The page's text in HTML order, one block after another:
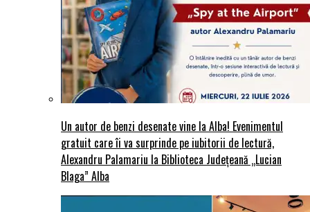
Un autor de benzi desenate vine la Alba! Evenimentul
gratuit care îi va surprinde pe iubitorii de lectură,
Alexandru Palamariu la Biblioteca Județeană „Lucian
Blaga” Alba